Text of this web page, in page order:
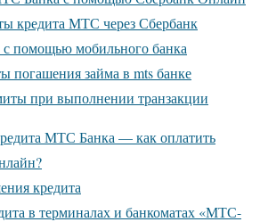
кредита МТС через Сбербанк
с помощью мобильного банка
погашения займа в mts банке
при выполнении транзакции
МТС Банка — как оплатить
кредита
в терминалах и банкоматах «МТС-